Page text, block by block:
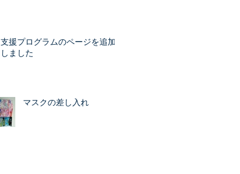
支援プログラムのページを追加
しました
マスクの差し入れ